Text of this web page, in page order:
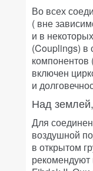
Во всех
( вне
и в
(Couplings) в
компонентов
включен
и
Над
Для
воздушной
в открытом
рекомендуют